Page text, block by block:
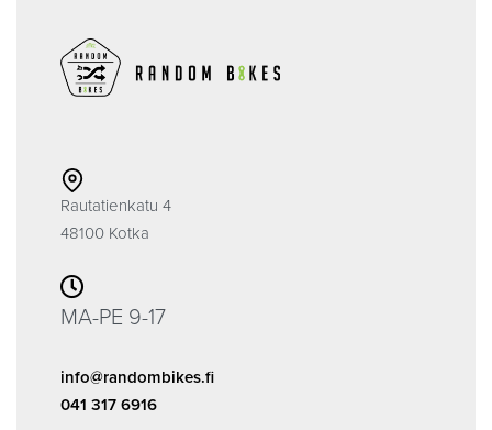
Rautatienkatu 4
48100 Kotka
MA-PE 9-17
info@randombikes.fi
041 317 6916